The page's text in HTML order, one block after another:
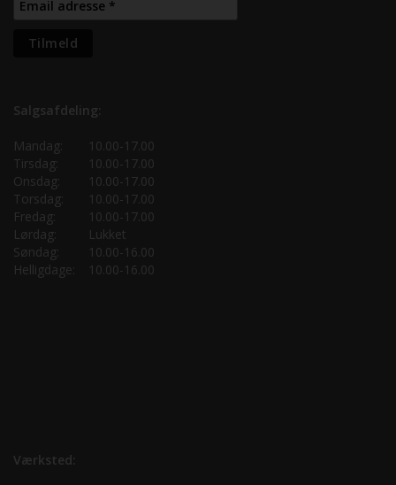
Salgsafdeling:
Mandag:
10.00-17.00
Tirsdag:
10.00-17.00
Onsdag:
10.00-17.00
Torsdag:
10.00-17.00
Fredag:
10.00-17.00
Lørdag:
Lukket
Søndag:
10.00-16.00
Helligdage:
10.00-16.00
Værksted: